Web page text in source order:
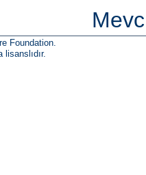
Foundation.
lisanslıdır.